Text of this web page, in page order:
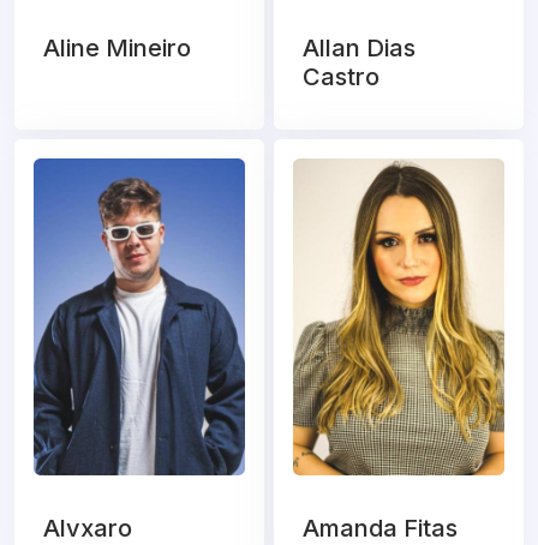
Aline Mineiro
Allan Dias
Castro
Alvxaro Amanda Fitas